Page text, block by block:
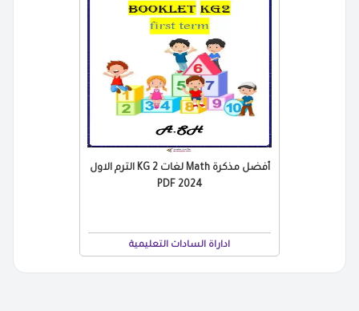
أفضل مذكرة Math لغات KG 2 الترم الاول
2024 PDF
اداراة السادات التعليمية